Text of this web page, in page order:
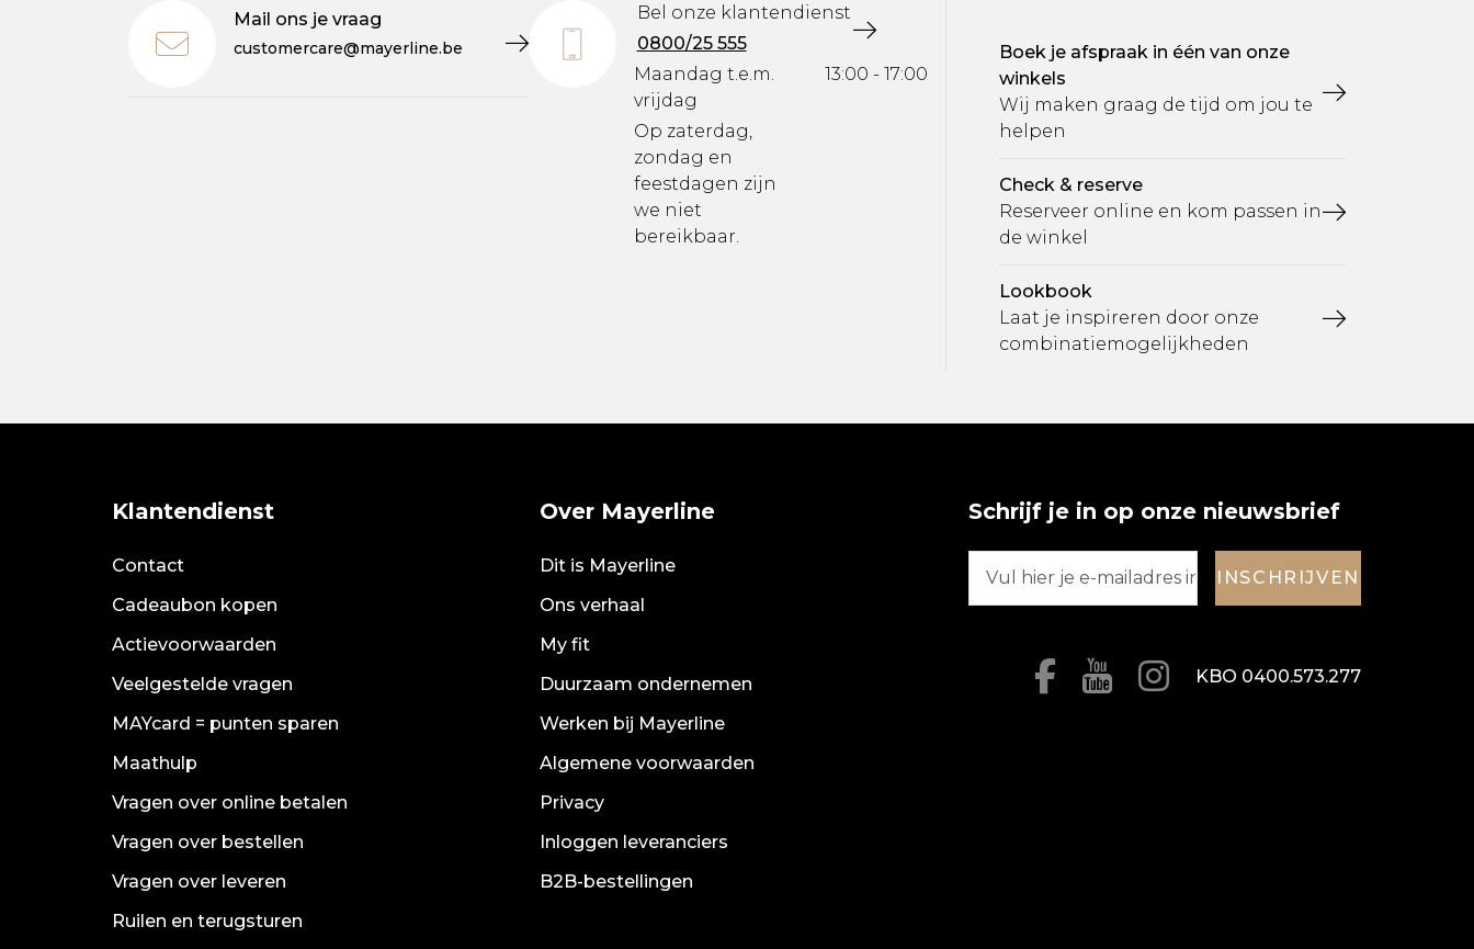
Mail ons je vraag
customercare@mayerline.be
Bel onze klantendienst
0800/25 555
Maandag t.e.m.
vrijdag
Op zaterdag,
zondag en
feestdagen zijn
we niet
bereikbaar.
13:00 - 17:00
Boek je afspraak in één van onze
winkels
Wij maken graag de tijd om jou te
helpen
Check & reserve
Reserveer online en kom passen in
de winkel
Lookbook
Laat je inspireren door onze
combinatiemogelijkheden
Klantendienst
Contact
Cadeaubon kopen
Actievoorwaarden
Veelgestelde vragen
MAYcard = punten sparen
Maathulp
Vragen over online betalen
Vragen over bestellen
Vragen over leveren
Ruilen en terugsturen
Over Mayerline
Dit is Mayerline
Ons verhaal
My fit
Duurzaam ondernemen
Werken bij Mayerline
Algemene voorwaarden
Privacy
Inloggen leveranciers
B2B-bestellingen
Schrijf je in op onze nieuwsbrief
INSCHRIJVEN
KBO 0400.573.277